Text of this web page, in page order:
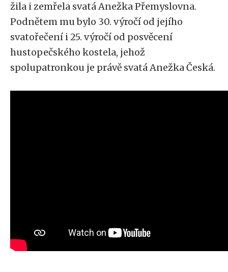
žila i zemřela svatá Anežka Přemyslovna.
Podnětem mu bylo 30. výročí od jejího
svatořečení i 25. výročí od posvěcení
hustopečského kostela, jehož
spolupatronkou je právě svatá Anežka Česká.